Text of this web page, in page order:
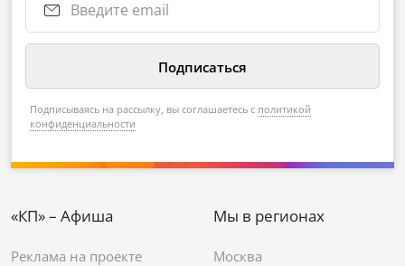
Подписываясь на рассылку, вы соглашаетесь с политикой
конфиденциальности
«КП» – Афиша
Реклама на проекте
Мы в регионах
Москва